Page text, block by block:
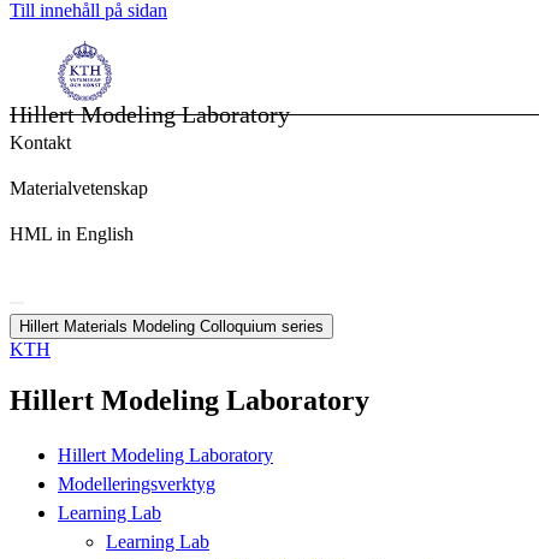
Till innehåll på sidan
Hillert Modeling Laboratory
Kontakt
Materialvetenskap
HML in English
Hillert Materials Modeling Colloquium series
KTH
Hillert Modeling Laboratory
Hillert Modeling Laboratory
Modelleringsverktyg
Learning Lab
Learning Lab